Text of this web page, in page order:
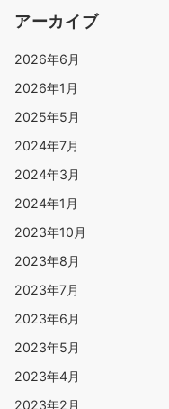
アーカイブ
2026年6月
2026年1月
2025年5月
2024年7月
2024年3月
2024年1月
2023年10月
2023年8月
2023年7月
2023年6月
2023年5月
2023年4月
2023年2月